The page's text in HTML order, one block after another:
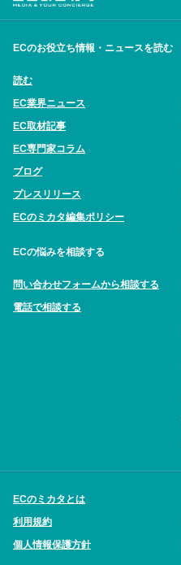
ECのお役立ち情報・ニュースを読む
読む
EC業界ニュース
EC取材記事
EC専門家コラム
ブログ
プレスリリース
ECのミカタ編集ポリシー
ECの悩みを相談する
問い合わせフォームから相談する
電話で相談する
ECのミカタとは
利用規約
個人情報保護方針